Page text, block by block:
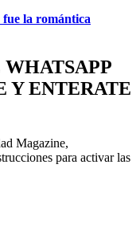
la romántica
Y ENTERATE
Magazine,
para activar las